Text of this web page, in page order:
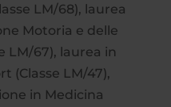
LM/68), laurea
Motoria e delle
LM/67), laurea in
(Classe LM/47),
in Medicina